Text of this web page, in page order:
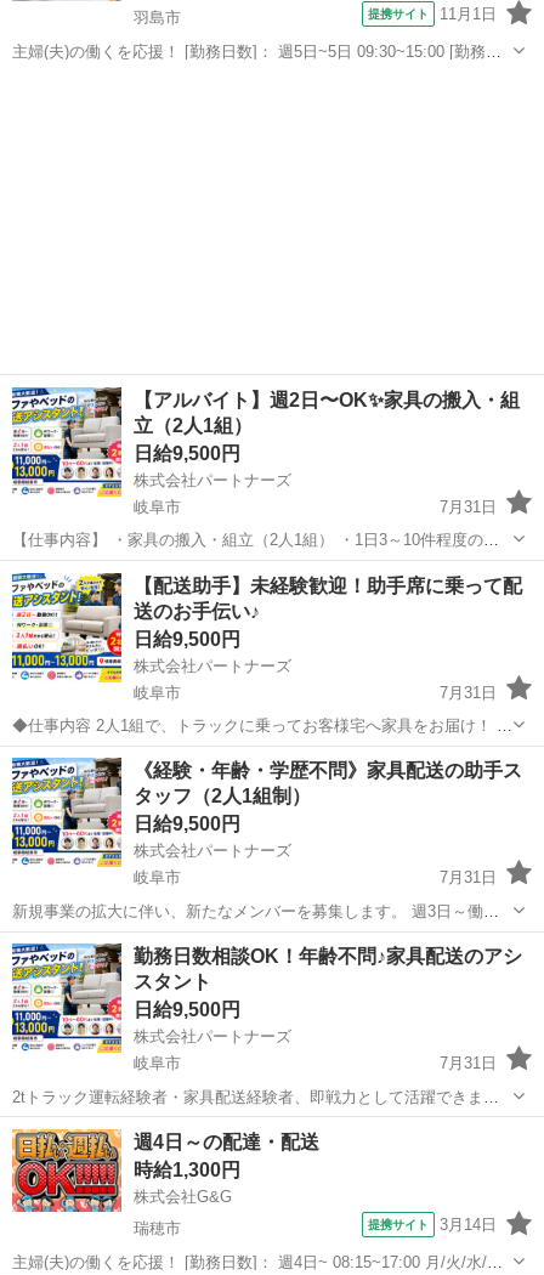
羽島市
提携サイト 11月1日
主婦(夫)の働くを応援！ [勤務日数]： 週5日~5日 09:30~15:00 [勤務
【アルバイト】週2日〜OK✨家具の搬入・組
立（2人1組）
日給9,500円
株式会社パートナーズ
岐阜市
7月31日
【仕事内容】 ・家具の搬入・組立（2人1組） ・1日3～10件程度の配
送サポート ・スタートは3人1組での研修から！ ★2トントラックの助
手席に乗り、1日3件〜10件前後の家具 ベッド、机などを個人宅へ配送
していた...
岐阜 岐阜市 配送 助手席
【配送助手】未経験歓迎！助手席に乗って配
送のお手伝い♪
日給9,500円
株式会社パートナーズ
岐阜市
7月31日
◆仕事内容 2人1組で、トラックに乗ってお客様宅へ家具をお届け！ ベ
ッドや棚などを運び、必要に応じて簡単な組み立ても♪ ＼こんな流
れ！／ ・助手席に乗って現場へGO！ ・家具の運搬や設置を先輩と一
緒に ・流れ...
岐阜 岐阜市 配送 助手席
《経験・年齢・学歴不問》家具配送の助手ス
タッフ（2人1組制）
日給9,500円
株式会社パートナーズ
岐阜市
7月31日
新規事業の拡大に伴い、新たなメンバーを募集します。 週3日～働け
る柔軟なシフト制で、無理なくスタート可能です！ 【仕事内容】 ・大
手家具メーカーの家具を2人1組で個人宅に配送 ・家具（ベッド、机な
ど）の搬入・組立...
岐阜 岐阜市 配送 スタッフ
勤務日数相談OK！年齢不問♪家具配送のアシ
スタント
日給9,500円
株式会社パートナーズ
岐阜市
7月31日
2tトラック運転経験者・家具配送経験者、即戦力として活躍できま
す！ ＜仕事内容＞ 大手家具メーカーの商品を、個人宅へ2人1組で配
送。 家具の搬入・組立などのサポートをお願いします。 ＜給与＞ 日
給9,500...
岐阜 岐阜市 配送 トラック
週4日～の配達・配送
時給1,300円
株式会社G&G
瑞穂市
提携サイト 3月14日
主婦(夫)の働くを応援！ [勤務日数]： 週4日~ 08:15~17:00 月/火/水/木/